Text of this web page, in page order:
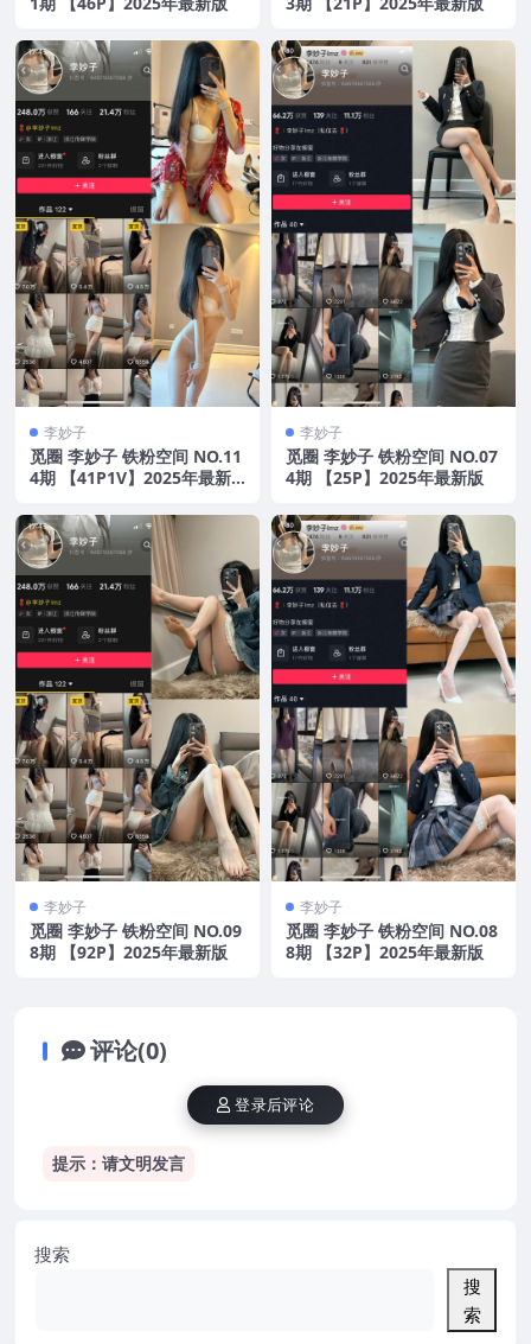
李妙子
觅圈 李妙子 铁粉空间 NO.11
4期 【41P1V】2025年最新
李妙子
觅圈 李妙子 铁粉空间 NO.07
4期 【25P】2025年最新版
李妙子
觅圈 李妙子 铁粉空间 NO.09
8期 【92P】2025年最新版
李妙子
觅圈 李妙子 铁粉空间 NO.08
8期 【32P】2025年最新版
评论(0)
提示：请文明发言
登录后评论
搜索
搜
索